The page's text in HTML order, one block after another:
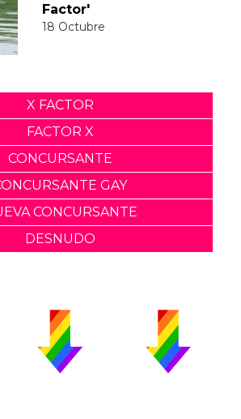
Factor'
18 Octubre
X FACTOR
FACTOR X
CONCURSANTE
GAY
CONCURSANTE
DESNUDO